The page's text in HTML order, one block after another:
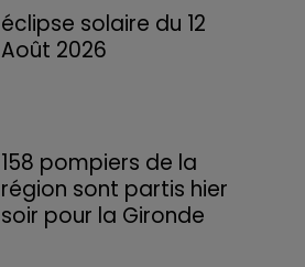
éclipse solaire du 12
Août 2026
158 pompiers de la
région sont partis hier
soir pour la Gironde